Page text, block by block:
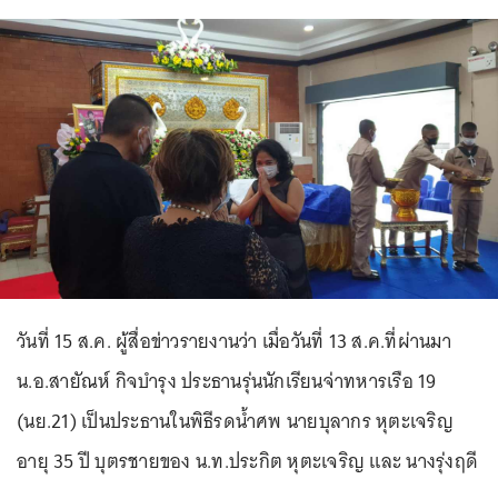
วันที่ 15 ส.ค. ผู้สื่อข่าวรายงานว่า เมื่อวันที่ 13 ส.ค.ที่ผ่านมา
น.อ.สายัณห์ กิจบำรุง ประธานรุ่นนักเรียนจ่าทหารเรือ 19
(นย.21) เป็นประธานในพิธีรดน้ำศพ นายบุลากร หุตะเจริญ
อายุ 35 ปี บุตรชายของ น.ท.ประกิต หุตะเจริญ และ นางรุ่งฤดี